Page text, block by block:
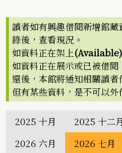
讀者如有興趣借閱新增館
錄後，查看現況。
如資料正在架上(Available)
如資料正在展示或已被借閱
還後，本館將通知相關讀者
但有某些資料，是不可以
2025 十月 2025 十二月
2026 六月
2026 七月